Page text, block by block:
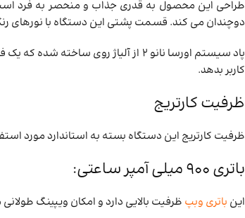
طراحی این محصول به قدری جذاب و منحصر به فرد است
دوچندان می ‌کند. قسمت پشتی این دستگاه‌ با نورهای
پاد سیستم اورسا نانو 2 از
کاربر بدهد.
ظرفیت کارتریج
ظرفیت کارتریج این دستگاه بسته به استاندارد مورد استفاده، 2.5 یا 2 میلی ‌لیتر است. این بدان معناست که شما می ‌توانید 2.5 یا 2 میلی‌ لیتر مایع ویپ را در پاد دستگاه جای داده و از
باتری 900 میلی ‌آمپر ساعتی:
این باتری وبپ ظرفیت بالایی دارد و امکان ویپینگ